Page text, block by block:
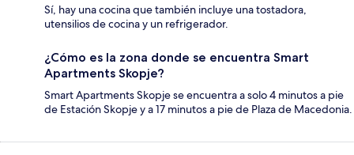
Sí, hay una cocina que también incluye una tostadora,
utensilios de cocina y un refrigerador.
¿Cómo es la zona donde se encuentra Smart
Apartments Skopje?
Smart Apartments Skopje se encuentra a solo 4 minutos a pie
de Estación Skopje y a 17 minutos a pie de Plaza de Macedonia.